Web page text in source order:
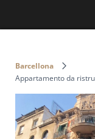
Barcellona
Appartamento da